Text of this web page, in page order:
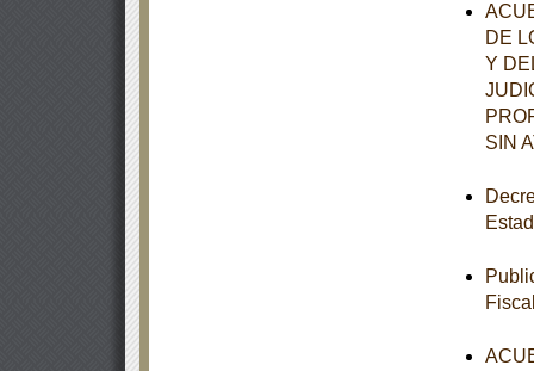
DE
Y
SIN